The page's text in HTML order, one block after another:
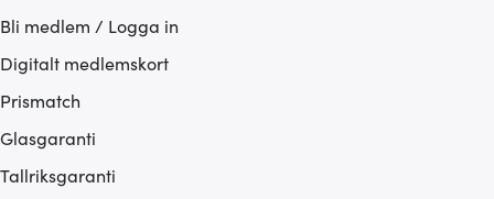
Bli medlem / Logga in
Digitalt medlemskort
Prismatch
Glasgaranti
Tallriksgaranti